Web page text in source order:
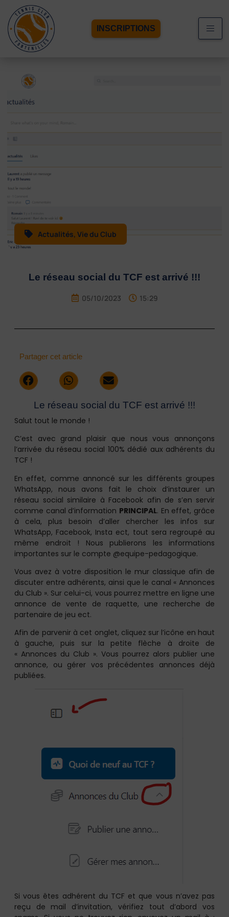
INSCRIPTIONS
Actualités, Vie du Club
Le réseau social du TCF est arrivé !!!
05/10/2023 15:29
Partager cet article
Le réseau social du TCF est arrivé !!!
Salut tout le monde !
C’est avec grand plaisir que nous vous annonçons
l’arrivée du réseau social 100% dédié aux adhérents du
TCF !
En effet, comme annoncé sur les différents groupes
WhatsApp, nous avons fait le choix d’instaurer un
réseau social similaire à Facebook afin de s’en servir
comme canal d’information PRINCIPAL. En effet, grâce
à cela, plus besoin d’aller chercher les infos sur
WhatsApp, Facebook, Insta ect, tout sera regroupé au
même endroit ! Nous publierons les informations
importantes sur le compte @equipe-pedagogique.
Vous avez à votre disposition le mur classique afin de
discuter entre adhérents, ainsi que le canal « Annonces
du Club ». Sur celui-ci, vous pourrez mettre en ligne une
annonce de vente de raquette, une recherche de
partenaire de jeu ect.
Afin de parvenir à cet onglet, cliquez sur l’icône en haut
à gauche, puis sur la petite flèche à droite de
« Annonces du Club ». Vous pourrez alors publier une
annonce, ou gérer vos précédentes annonces déjà
publiées.
Si vous êtes adhérent du TCF et que vous n’avez pas
reçu de mail d’invitation, vérifiez tout d’abord vos